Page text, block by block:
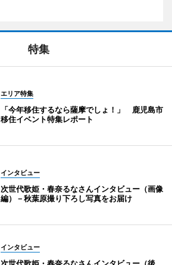
特集
エリア特集
「今年移住するなら薩摩でしょ！」 鹿児島市
移住イベント特集レポート
インタビュー
次世代歌姫・春奈るなさんインタビュー（画像
編）－秋葉原撮り下ろし写真をお届け
インタビュー
次世代歌姫・春奈るなさんインタビュー（後